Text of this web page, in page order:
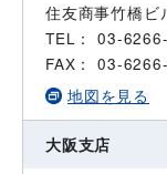
住友商事竹橋ビ
TEL： 03-
FAX： 03-
地図を見る
大阪支店